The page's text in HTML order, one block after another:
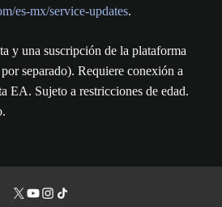
es-mx/service-updates.
y una suscripción de la plataforma
separado). Requiere conexión a
EA. Sujeto a restricciones de edad.